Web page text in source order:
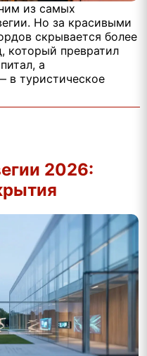
из самых
Но за красивыми
скрывается более
который превратил
а
в туристическое
2026: